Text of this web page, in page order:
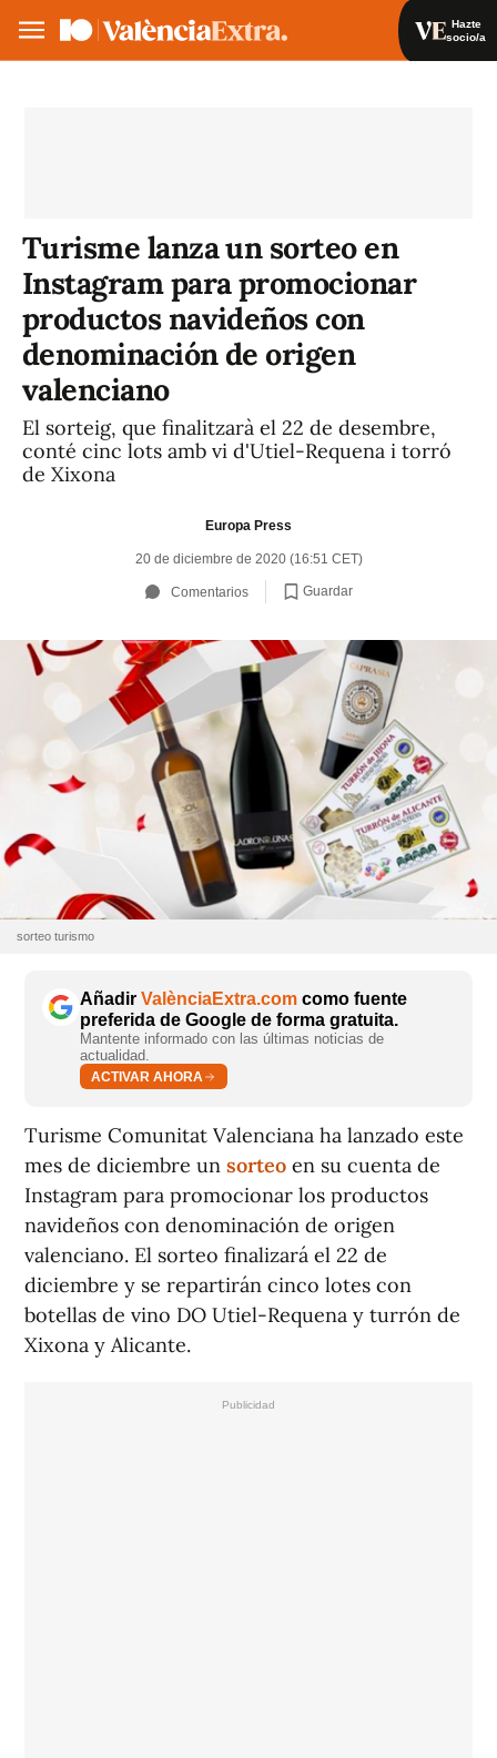
Hazte
socio/a
Turisme lanza un sorteo en
Instagram para promocionar
productos navideños con
denominación de origen
valenciano
El sorteig, que finalitzarà el 22 de desembre,
conté cinc lots amb vi d'Utiel-Requena i torró
de Xixona
Europa Press
20 de diciembre de 2020 (16:51 CET)
Comentarios Guardar
sorteo turismo
Añadir ValènciaExtra.com como fuente
preferida de Google de forma gratuita.
Mantente informado con las últimas noticias de
actualidad.
ACTIVAR AHORA
Turisme Comunitat Valenciana ha lanzado este
mes de diciembre un sorteo en su cuenta de
Instagram para promocionar los productos
navideños con denominación de origen
valenciano. El sorteo finalizará el 22 de
diciembre y se repartirán cinco lotes con
botellas de vino DO Utiel-Requena y turrón de
Xixona y Alicante.